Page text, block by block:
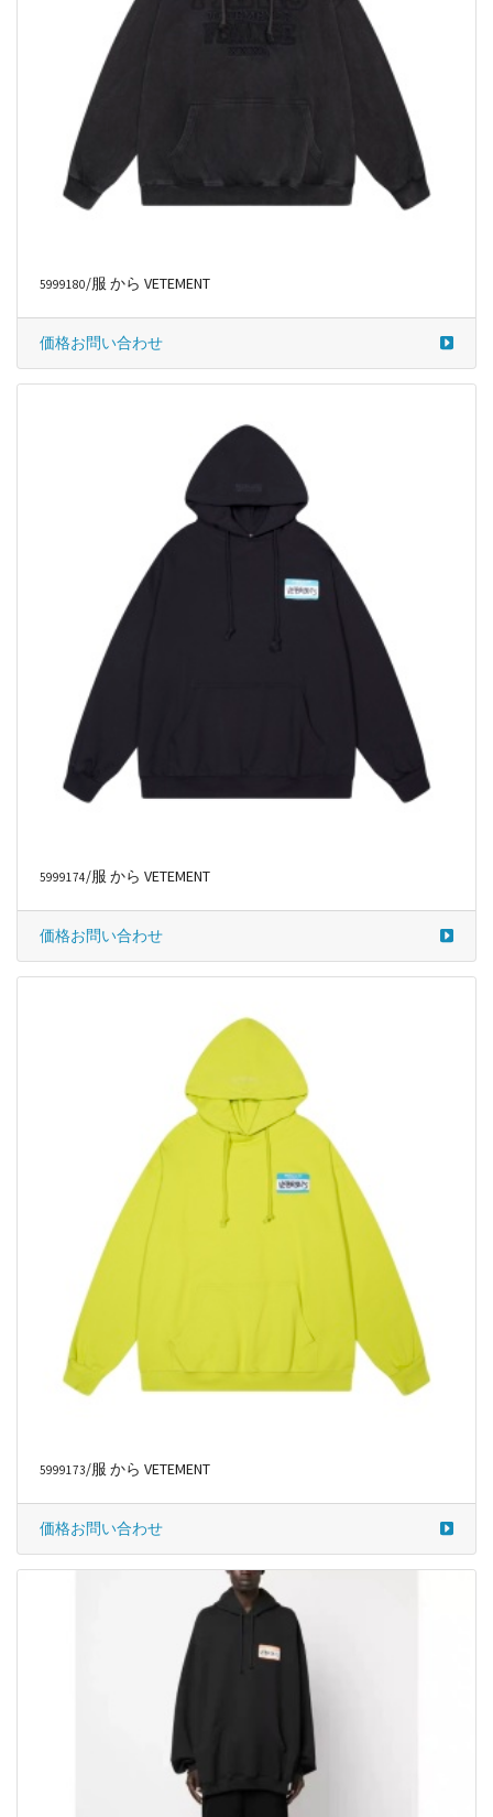
5999180/服 から VETEMENT
価格お問い合わせ
5999174/服 から VETEMENT
価格お問い合わせ
5999173/服 から VETEMENT
価格お問い合わせ